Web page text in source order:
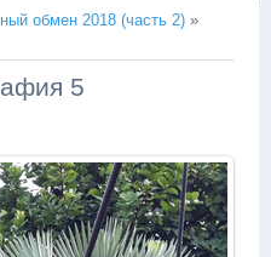
обмен 2018 (часть 2) »
5